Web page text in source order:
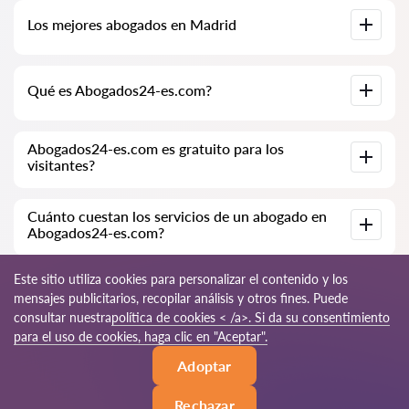
especialmente para usted. Biografías completas de los
abogados con números de teléfono.
Los mejores abogados en Madrid
información completa. Precios, opiniones, números de
teléfono y direcciones.
Qué es Abogados24-es.com?
Ayudamos a personas físicas y jurídicas, así como a empresas
extranjeras.
Abogados24-es.com es gratuito para los
visitantes?
sin embargo, los servicios y consultas prestados por los
abogados son de pago.
Cuánto cuestan los servicios de un abogado en
Abogados24-es.com?
El costo de la consulta y los servicios de nuestros
especialistas depende de la complejidad de la cuestión y del
volumen de trabajo; normalmente, la consulta por teléfono
(en línea) varía de 70 a 150 EUR. El costo del contrato se
discute de forma individual.© 2026 Abogados24-es.com
Mapa del sitio
Este sitio utiliza cookies para personalizar el contenido y los
mensajes publicitarios, recopilar análisis y otros fines. Puede
consultar nuestrapolítica de cookies < /a>. Si da su consentimiento
para el uso de cookies, haga clic en "Aceptar".
Adoptar
Rechazar